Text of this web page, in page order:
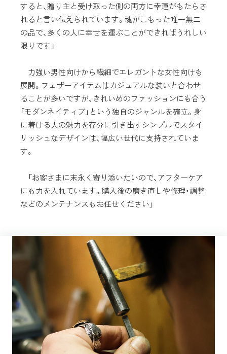
すると、贈り主と受け取った側の両方に幸運がもたらさ
れると言い伝えられています。魂がこもった唯一無二
の品で、多くの人に幸せを運ぶことができればうれしい
限りです」
力強い男性向けから繊細でエレガントな女性向けも
展開。フェザーアイテムはカジュアルな装いと合わせ
ることが多いですが、きれいめのファッションにも合う
「モダンネイティブ」という独自のジャンルを確立。身
に着ける人の魅力を存分に引き出すシンプルでスタイ
リッシュなデザインは、幅広い世代に支持されていま
す。
「お客さまに末永く寄り添いたいので、アフターケア
にも力を入れています。購入後の磨き直しや修理・調整
などのメンテナンスもお任せください」